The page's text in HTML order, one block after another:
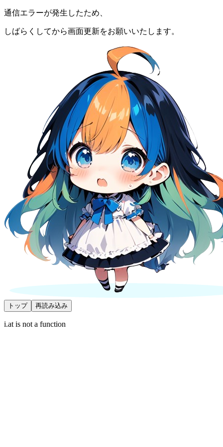
通信エラーが発生したため、
しばらくしてから画面更新をお願いいたします。
トップ 再読み込み
i.at is not a function